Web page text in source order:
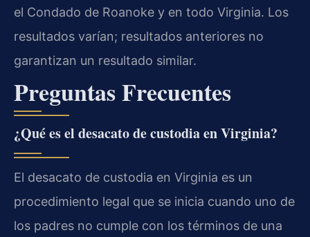
el Condado de Roanoke y en todo Virginia. Los
resultados varían; resultados anteriores no
garantizan un resultado similar.
Preguntas Frecuentes
¿Qué es el desacato de custodia en Virginia?
El desacato de custodia en Virginia es un
procedimiento legal que se inicia cuando uno de
los padres no cumple con los términos de una